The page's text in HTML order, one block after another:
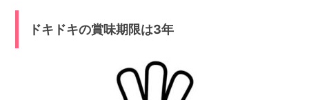
ドキドキの賞味期限は3年